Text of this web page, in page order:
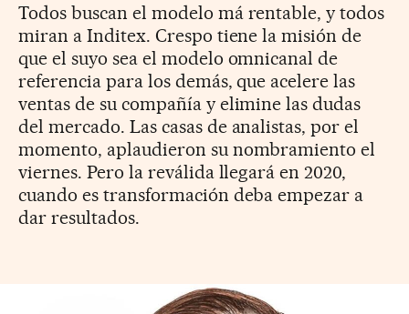
Todos buscan el modelo má rentable, y todos
miran a Inditex. Crespo tiene la misión de
que el suyo sea el modelo omnicanal de
referencia para los demás, que acelere las
ventas de su compañía y elimine las dudas
del mercado. Las casas de analistas, por el
momento, aplaudieron su nombramiento el
viernes. Pero la reválida llegará en 2020,
cuando es transformación deba empezar a
dar resultados.